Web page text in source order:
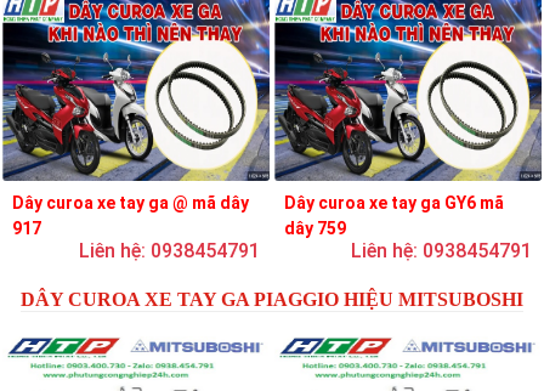
Dây curoa xe tay ga @ mã dây
917
Liên hệ: 0938454791
Dây curoa xe tay ga GY6 mã
dây 759
Liên hệ: 0938454791
DÂY CUROA XE TAY GA PIAGGIO HIỆU MITSUBOSHI